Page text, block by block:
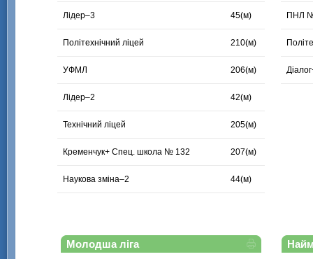
Лідер–3 45(м)
Політехнічний ліцей 210(м)
УФМЛ 206(м)
Лідер–2 42(м)
Технічний ліцей 205(м)
Кременчук+ Спец. школа № 132 207(м)
Наукова зміна–2 44(м)
ПНЛ
Молодша ліга